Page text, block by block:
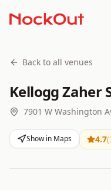
Back to all venues
Kellogg Zaher
7901 W Washington
Show in Maps 4.7(